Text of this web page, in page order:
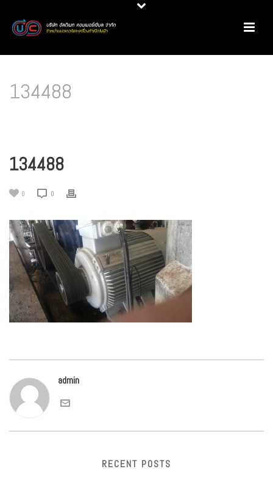
134488
134488
0 0
admin
RECENT POSTS